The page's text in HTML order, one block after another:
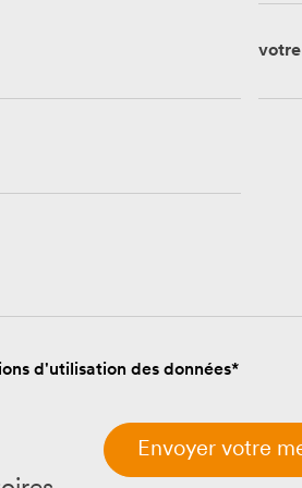
d'utilisation des données*
Envoyer votre